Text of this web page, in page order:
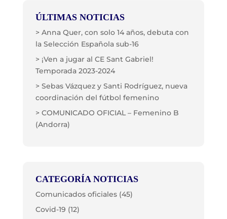
ÚLTIMAS NOTICIAS
> Anna Quer, con solo 14 años, debuta con
la Selección Española sub-16
> ¡Ven a jugar al CE Sant Gabriel!
Temporada 2023-2024
> Sebas Vázquez y Santi Rodríguez, nueva
coordinación del fútbol femenino
> COMUNICADO OFICIAL – Femenino B
(Andorra)
CATEGORÍA NOTICIAS
Comunicados oficiales(45)
Covid-19 (12)